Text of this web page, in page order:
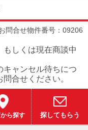
問合せ物件番号：09206
もしくは現在商談中
ャンセル待ちにつ
問合せください。
から探す 探してもらう